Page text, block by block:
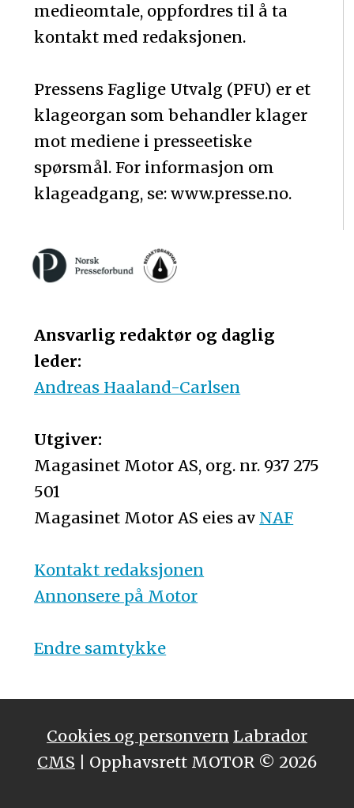
medieomtale, oppfordres til å ta
kontakt med redaksjonen.
Pressens Faglige Utvalg (PFU) er et
klageorgan som behandler klager
mot mediene i presseetiske
spørsmål. For informasjon om
klageadgang, se: www.presse.no.
Ansvarlig redaktør og daglig
leder:
Andreas Haaland-Carlsen
Utgiver:
Magasinet Motor AS, org. nr. 937 275
501
Magasinet Motor AS eies av NAF
Kontakt redaksjonen
Annonsere på Motor
Endre samtykke
Cookies og personvern Labrador
CMS | Opphavsrett MOTOR © 2026